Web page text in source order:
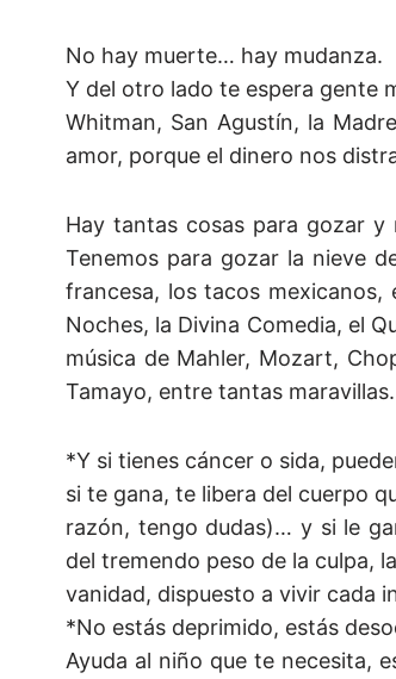
No hay muerte… hay mudanza.
Y del otro lado te espera gente
Whitman, San Agustín, la
amor, porque el dinero nos
Hay tantas cosas para gozar
Tenemos para gozar la nieve
francesa, los tacos
Noches, la Divina Comedia, el
música de Mahler, Mozart,
Tamayo, entre tantas maravillas.
*Y si tienes cáncer o sida,
si te gana, te libera del cuerpo
razón, tengo dudas)… y si le
del tremendo peso de la culpa,
vanidad, dispuesto a vivir cada
*No estás deprimido, estás
Ayuda al niño que te necesita,